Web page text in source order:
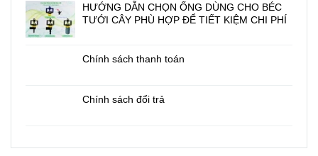
HƯỚNG DẪN CHỌN ỐNG DÙNG CHO BÉC
TƯỚI CÂY PHÙ HỢP ĐỂ TIẾT KIỆM CHI PHÍ
Chính sách thanh toán
Chính sách đổi trả